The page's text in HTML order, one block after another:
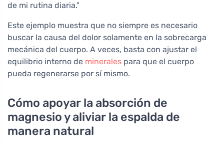
de mi rutina diaria."
Este ejemplo muestra que no siempre es necesario
buscar la causa del dolor solamente en la sobrecarga
mecánica del cuerpo. A veces, basta con ajustar el
equilibrio interno de minerales para que el cuerpo
pueda regenerarse por sí mismo.
Cómo apoyar la absorción de
magnesio y aliviar la espalda de
manera natural